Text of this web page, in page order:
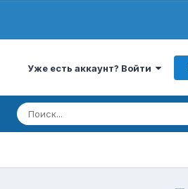
Уже есть аккаунт? Войти